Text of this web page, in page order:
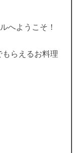
へようこそ！
らえるお料理